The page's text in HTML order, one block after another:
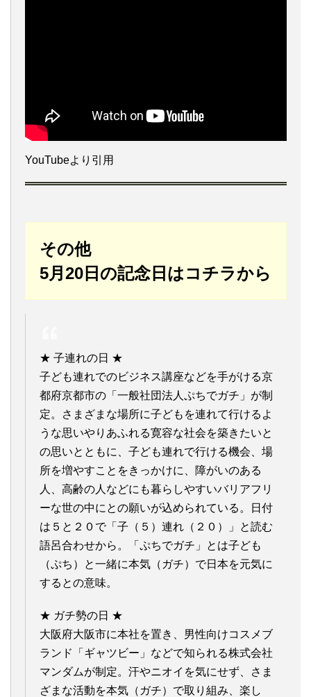
YouTubeより引用
その他
5月20日の記念日はコチラから
★ 子連れの日 ★
子ども連れでのビジネス講座などを手がける京
都府京都市の「一般社団法人ぷちでガチ」が制
定。さまざまな場所に子どもを連れて行けるよ
うな思いやりあふれる寛容な社会を築きたいと
の思いとともに、子ども連れで行ける機会、場
所を増やすことをきっかけに、障がいのある
人、高齢の人などにも暮らしやすいバリアフリ
ーな世の中にとの願いが込められている。日付
は５と２０で「子（５）連れ（２０）」と読む
語呂合わせから。「ぷちでガチ」とは子ども
（ぷち）と一緒に本気（ガチ）で日本を元気に
するとの意味。
★ ガチ勢の日 ★
大阪府大阪市に本社を置き、男性向けコスメブ
ランド「ギャツビー」などで知られる株式会社
マンダムが制定。汗やニオイを気にせず、さま
ざまな活動を本気（ガチ）で取り組み、楽し